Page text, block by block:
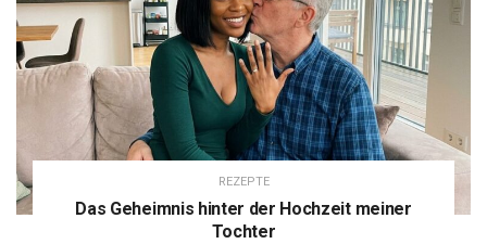
REZEPTE
Das Geheimnis hinter der Hochzeit meiner
Tochter